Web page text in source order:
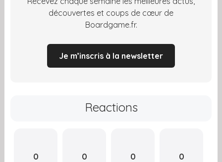
découvertes et coups de cœur de
Boardgame.fr.
Je m’inscris à la newsletter
Reactions
0 0 0 0